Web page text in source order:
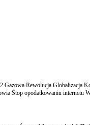
Rewolucja Globalizacja
Stop opodatkowaniu internetu